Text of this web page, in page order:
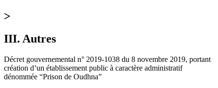
>
III. Autres
Décret gouvernemental n° 2019-1038 du 8 novembre 2019, portant
création d’un établissement public à caractère administratif
dénommée “Prison de Oudhna”